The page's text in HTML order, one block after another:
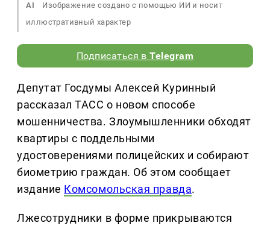
AI
Изображение создано с помощью ИИ и носит
иллюстративный характер
Подписаться вTelegram
Депутат Госдумы Алексей Куринный
рассказал ТАСС о новом способе
мошенничества. Злоумышленники обходят
квартиры с поддельными
удостоверениями полицейских и собирают
биометрию граждан. Об этом сообщает
издание Комсомольская правда.
Лжесотрудники в форме прикрываются